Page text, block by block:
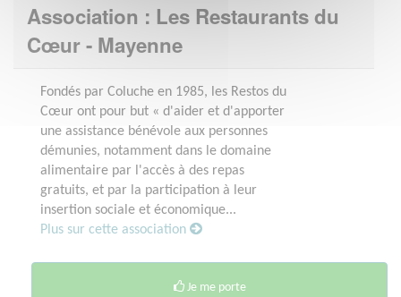
Association : Les Restaurants du
Cœur - Mayenne
Fondés par Coluche en 1985, les Restos du
Cœur ont pour but « d'aider et d'apporter
une assistance bénévole aux personnes
démunies, notamment dans le domaine
alimentaire par l'accès à des repas
gratuits, et par la participation à leur
insertion sociale et économique...
Plus sur cette association
Je me porte